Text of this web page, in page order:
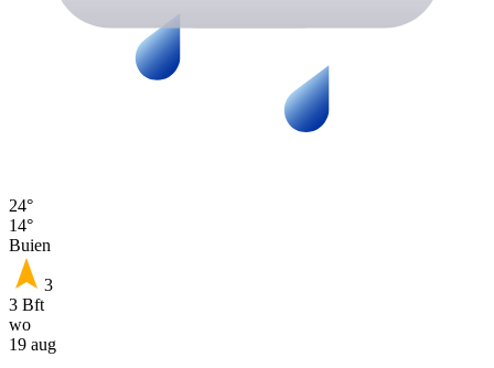
24°
14°
Buien
3
3 Bft
wo
19 aug